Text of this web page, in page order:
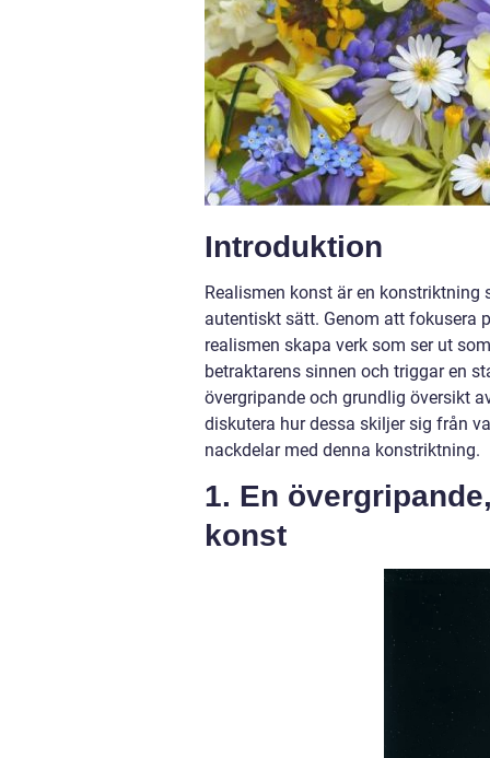
Introduktion
Realismen konst är en
autentiskt sätt. Genom att fokusera
realismen skapa verk som ser ut
betraktarens sinnen och triggar en
övergripande och grundlig översikt
diskutera hur dessa skiljer sig från
nackdelar med denna konstriktning.
1. En
konst